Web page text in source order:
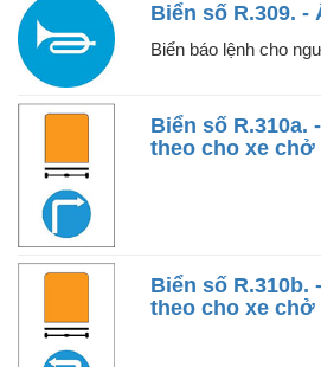
Biển số R.309. -
Biển báo lệnh cho
Biển số R.310a.
theo cho xe chở
Biển số R.310b.
theo cho xe chở